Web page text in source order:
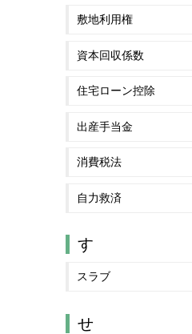
敷地利用権
資本回収係数
住宅ローン控除
出産手当金
消費税法
自力救済
す
スラブ
せ